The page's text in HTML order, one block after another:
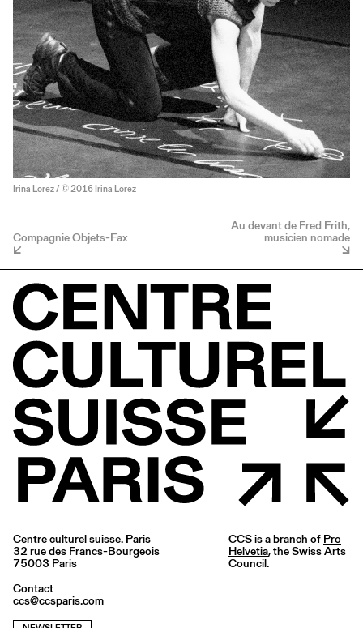
Irina Lorez / © 2016 Irina Lorez
Compagnie Objets-Fax
Au devant de Fred Frith,
musicien nomade
Centre culturel suisse. Paris
32 rue des Francs-Bourgeois
75003 Paris
Contact
ccs@ccsparis.com
CCS is a branch of Pro
Helvetia, the Swiss Arts
Council.